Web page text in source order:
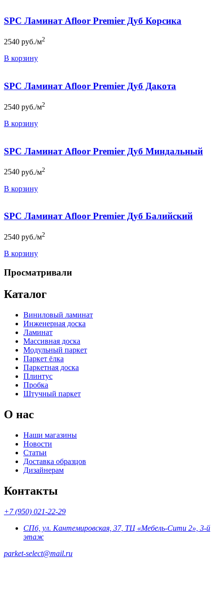
SPC Ламинат Afloor Premier Дуб Корсика
2540 руб./м2
В корзину
SPC Ламинат Afloor Premier Дуб Дакота
2540 руб./м2
В корзину
SPC Ламинат Afloor Premier Дуб Миндальный
2540 руб./м2
В корзину
SPC Ламинат Afloor Premier Дуб Балийский
2540 руб./м2
В корзину
Просматривали
Каталог
Виниловый ламинат
Инженерная доска
Ламинат
Массивная доска
Модульный паркет
Паркет ёлка
Паркетная доска
Плинтус
Пробка
Штучный паркет
О нас
Наши магазины
Новости
Статьи
Доставка образцов
Дизайнерам
Контакты
+7 (950) 021-22-29
СПб, ул. Кантемировская, 37, ТЦ «Мебель-Сити 2», 3-й
этаж
parket-select@mail.ru